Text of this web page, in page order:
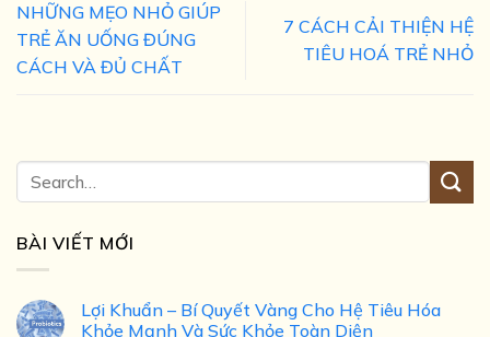
NHỮNG MẸO NHỎ GIÚP
TRẺ ĂN UỐNG ĐÚNG
CÁCH VÀ ĐỦ CHẤT
7 CÁCH CẢI THIỆN HỆ
TIÊU HOÁ TRẺ NHỎ
BÀI VIẾT MỚI
Lợi Khuẩn – Bí Quyết Vàng Cho Hệ Tiêu Hóa
Khỏe Mạnh Và Sức Khỏe Toàn Diện